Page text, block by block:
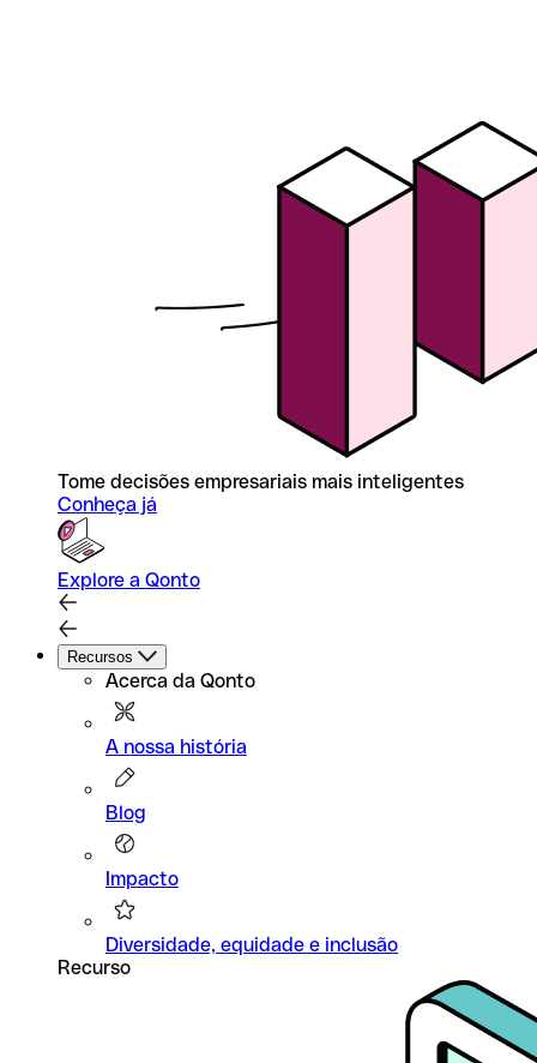
Tome decisões empresariais mais inteligentes
Conheça já
Explore a Qonto
Recursos
Acerca da Qonto
A nossa história
Blog
Impacto
Diversidade, equidade e inclusão
Recurso